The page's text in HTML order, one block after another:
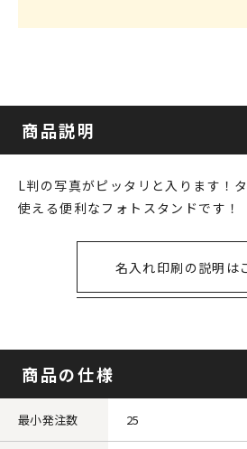
商品説明
L判の写真がピッタリと入ります！
使える便利なフォトスタンドです！
名入れ印刷の説明は
商品の仕様
最小発注数 25